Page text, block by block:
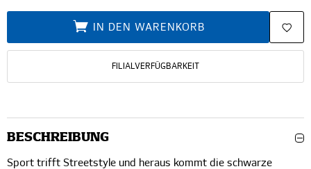
IN DEN WARENKORB
FILIALVERFÜGBARKEIT
BESCHREIBUNG
Sport trifft Streetstyle und heraus kommt die schwarze